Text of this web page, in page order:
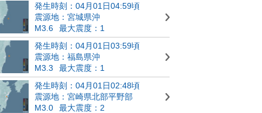
発生時刻：04月01日04:59頃
震源地：宮城県沖
M3.6
最大震度：1
発生時刻：04月01日03:59頃
震源地：福島県沖
M3.3
最大震度：1
発生時刻：04月01日02:48頃
震源地：宮崎県北部平野部
M3.0
最大震度：2